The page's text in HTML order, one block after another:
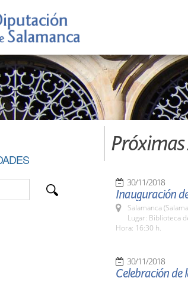
30/11/2018
Inauguración
Salamanca
Lugar: Biblioteca
Hora: 16:30 h.
30/11/2018
Celebración de